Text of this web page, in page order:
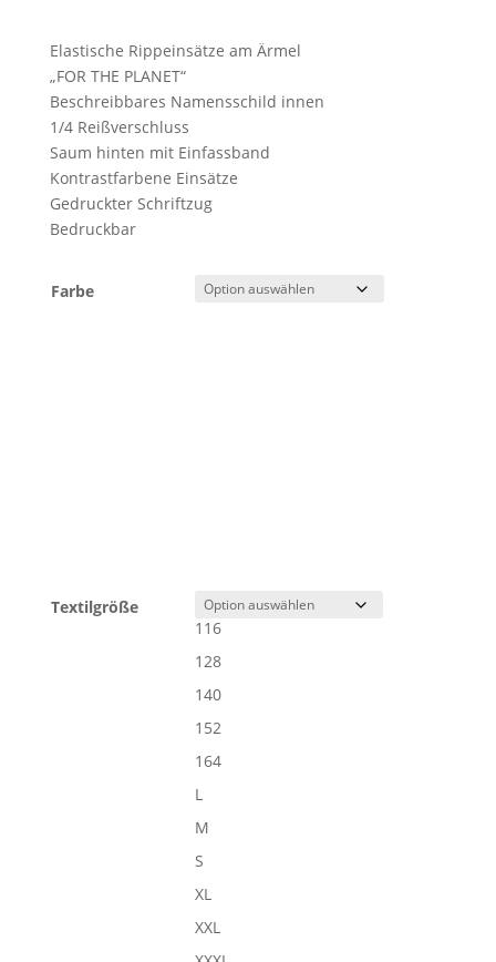
Elastische Rippeinsätze am Ärmel
„FOR THE PLANET“
Beschreibbares Namensschild innen
1/4 Reißverschluss
Saum hinten mit Einfassband
Kontrastfarbene Einsätze
Gedruckter Schriftzug
Bedruckbar
Farbe
Textilgröße
116
128
140
152
164
L
M
S
XL
XXL